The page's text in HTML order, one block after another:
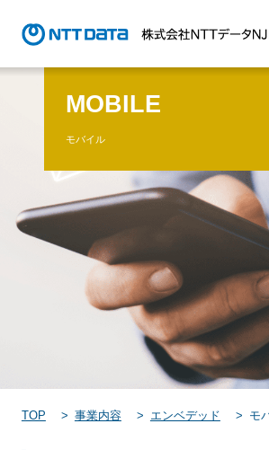
MOBILE
モバイル
TOP 事業内容 エンベデッド モ